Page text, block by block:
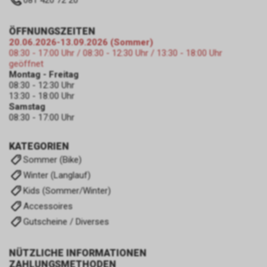
KATEGORIEN
Sommer (Bike)
Winter (Langlauf)
Kids (Sommer/Winter)
Accessoires
Gutscheine / Diverses
NÜTZLICHE INFORMATIONEN
ZAHLUNGSMETHODEN
ÖFFNUNGSZEITEN
20.06.2026-13.09.2026 (Sommer)
08:30 - 17:00 Uhr / 08:30 - 12:30 Uhr / 13:30 - 18:00 Uhr
geöffnet
Montag - Freitag
08:30 - 12:30 Uhr
13:30 - 18:00 Uhr
Samstag
08:30 - 17:00 Uhr